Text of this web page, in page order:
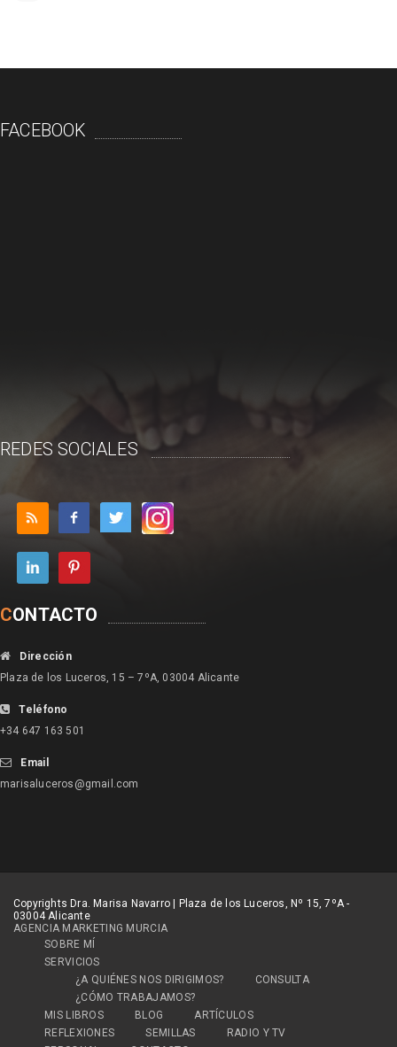
FACEBOOK
REDES SOCIALES
CONTACTO
Dirección
Plaza de los Luceros, 15 – 7ºA, 03004 Alicante
Teléfono
+34 647 163 501
Email
marisaluceros@gmail.com
Copyrights Dra. Marisa Navarro | Plaza de los Luceros, Nº 15, 7ºA -
03004 Alicante
AGENCIA MARKETING MURCIA
SOBRE MÍ
SERVICIOS
¿A QUIÉNES NOS DIRIGIMOS?
CONSULTA
¿CÓMO TRABAJAMOS?
MIS LIBROS
BLOG
ARTÍCULOS
REFLEXIONES
SEMILLAS
RADIO Y TV